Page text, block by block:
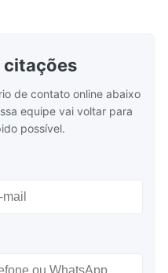
citações
de contato online abaixo
equipe vai voltar para
possível.